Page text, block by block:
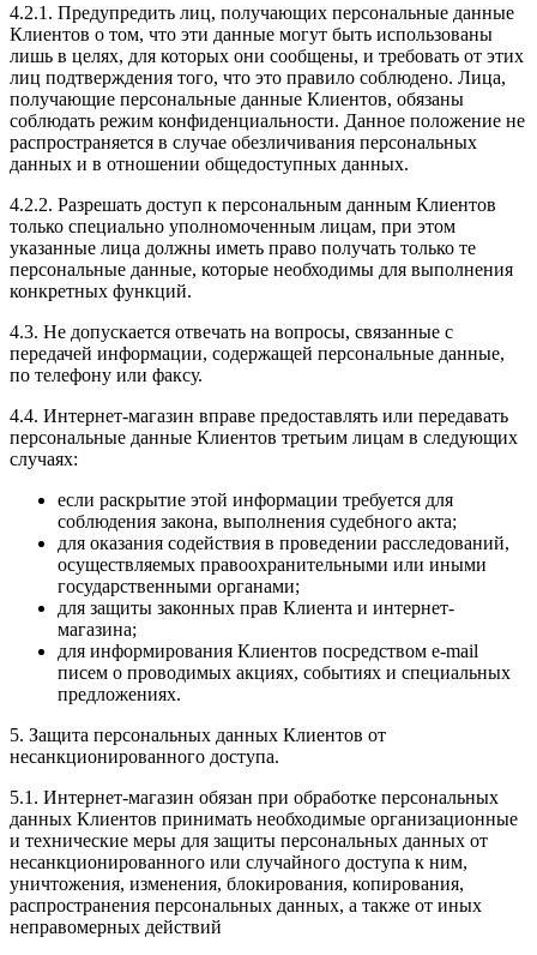
4.2.1. Предупредить лиц, получающих персональные данные
Клиентов о том, что эти данные могут быть использованы
лишь в целях, для которых они сообщены, и требовать от этих
лиц подтверждения того, что это правило соблюдено. Лица,
получающие персональные данные Клиентов, обязаны
соблюдать режим конфиденциальности. Данное положение не
распространяется в случае обезличивания персональных
данных и в отношении общедоступных данных.
4.2.2. Разрешать доступ к персональным данным Клиентов
только специально уполномоченным лицам, при этом
указанные лица должны иметь право получать только те
персональные данные, которые необходимы для выполнения
конкретных функций.
4.3. Не допускается отвечать на вопросы, связанные с
передачей информации, содержащей персональные данные,
по телефону или факсу.
4.4. Интернет-магазин вправе предоставлять или передавать
персональные данные Клиентов третьим лицам в следующих
случаях:
если раскрытие этой информации требуется для
соблюдения закона, выполнения судебного акта;
для оказания содействия в проведении расследований,
осуществляемых правоохранительными или иными
государственными органами;
для защиты законных прав Клиента и интернет-
магазина;
для информирования Клиентов посредством e-mail
писем о проводимых акциях, событиях и специальных
предложениях.
5. Защита персональных данных Клиентов от
несанкционированного доступа.
5.1. Интернет-магазин обязан при обработке персональных
данных Клиентов принимать необходимые организационные
и технические меры для защиты персональных данных от
несанкционированного или случайного доступа к ним,
уничтожения, изменения, блокирования, копирования,
распространения персональных данных, а также от иных
неправомерных действий